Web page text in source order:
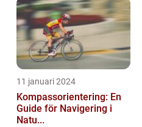
11 januari 2024
Kompassorientering: En
Guide för Navigering i
Natu...